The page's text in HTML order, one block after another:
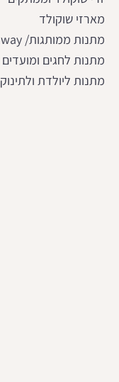
מארזי שוקולד
מתנות ממותגות/ Giveaway
מתנות לחגים ומועדים
מתנות ליולדת ולתינוק